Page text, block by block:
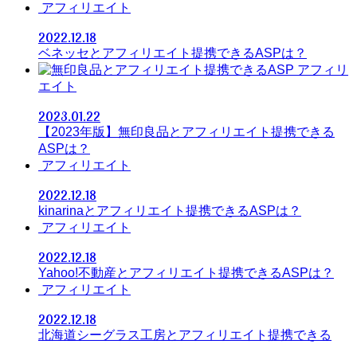
アフィリエイト
2022.12.18
ベネッセとアフィリエイト提携できるASPは？
アフィリ
エイト
2023.01.22
【2023年版】無印良品とアフィリエイト提携できる
ASPは？
アフィリエイト
2022.12.18
kinarinaとアフィリエイト提携できるASPは？
アフィリエイト
2022.12.18
Yahoo!不動産とアフィリエイト提携できるASPは？
アフィリエイト
2022.12.18
北海道シーグラス工房とアフィリエイト提携できる